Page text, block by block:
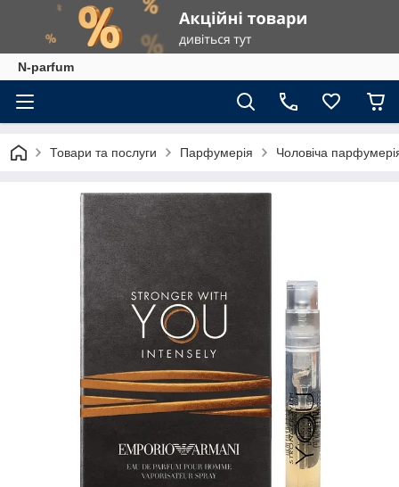
N-parfum
Товари та послуги Парфумерія Чоловіча